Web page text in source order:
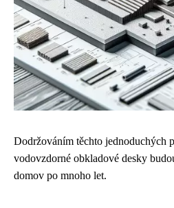
Dodržováním těchto jednoduchých
vodovzdorné obkladové desky
domov po mnoho let.